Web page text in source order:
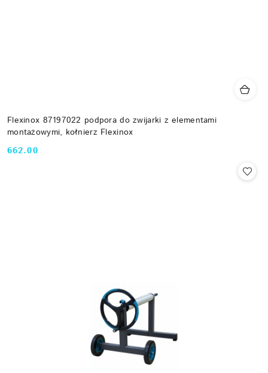
Flexinox 87197022 podpora do zwijarki z elementami
montażowymi, kołnierz Flexinox
Cena:
662.00